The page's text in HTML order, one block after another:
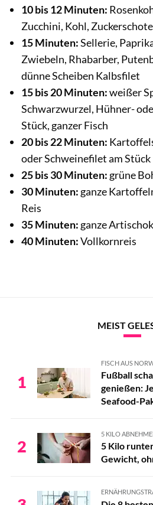
10 bis 12 Minuten:
Zucchini, Kohl,
15 Minuten:Sellerie,
Zwiebeln, Rhabarber,
dünne Scheiben Kalbsfilet
15 bis 20 Minuten:weißer
Schwarzwurzel, Hühner-
Stück, ganzer Fisch
20 bis 22 Minuten:
oder Schweinefilet am Stück
25 bis 30 Minuten: grüne
30 Minuten: ganze
Reis
35 Minuten: ganze
40 Minuten:Vollkornreis
MEIST
1
FISCH AUS
Fußball
genießen:
Seafood-
2
5 KILO
5 Kilo
Gewicht,